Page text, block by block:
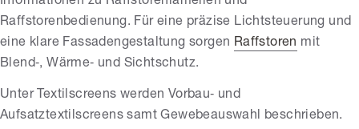
Raffstorenbedienung. Für eine präzise Lichtsteuerung und
eine klare Fassadengestaltung sorgen Raffstoren mit
Blend‑, Wärme‑ und Sichtschutz.
Unter Textilscreens werden Vorbau‑ und
Aufsatztextilscreens samt Gewebeauswahl beschrieben.